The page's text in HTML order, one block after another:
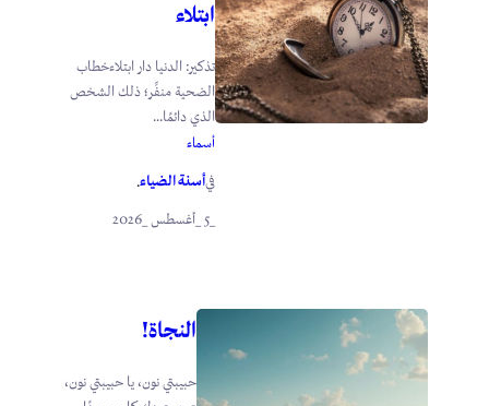
ابتلاء
تذكير: الدنيا دار ابتلاءخطاب
الضحية منفِّر؛ ذلك الشخص
الذي دائمًا...
أسماء
فيأسنة الضياء.
_5 _أغسطس _2026
النجاة!
حبيبتي نون، يا حبيبتي نون،